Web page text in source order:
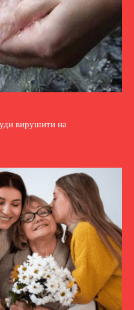
вирушити на